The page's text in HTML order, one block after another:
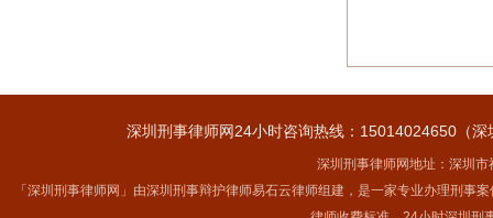
深圳刑事律师网24小时咨询热线：15014024650（
深圳刑事律师网地址：深圳
「深圳刑事律师网」由深圳刑事辩护律师易石云律师组建，是一家专业办理刑